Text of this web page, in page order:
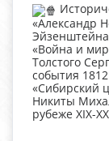
«Александр
Эйзенштейна
«Война и
Толстого
события
«Сибирский
Никиты
рубеже XIX-